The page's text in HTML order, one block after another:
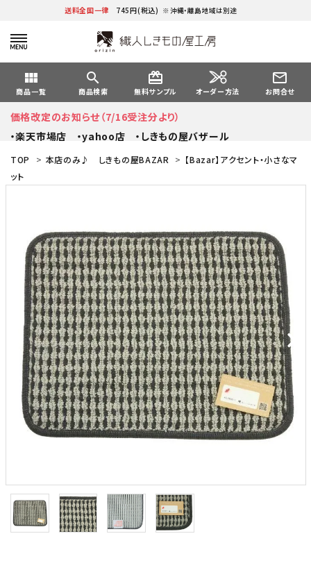
送料全国一律 745円(税込) ※沖縄・離島地域は別途
view_module
商品一覧
search
商品検索
card_giftcard
無料サンプル オーダー方法
mail_outline
お問合せ
価格改定のお知らせ（7/16受注分より）
・楽天市場店
・yahoo店 ・しきもの屋バザール
TOP > 本店のみ♪ しきもの屋BAZAR > 【Bazar】アクセント・小さなマ
ット